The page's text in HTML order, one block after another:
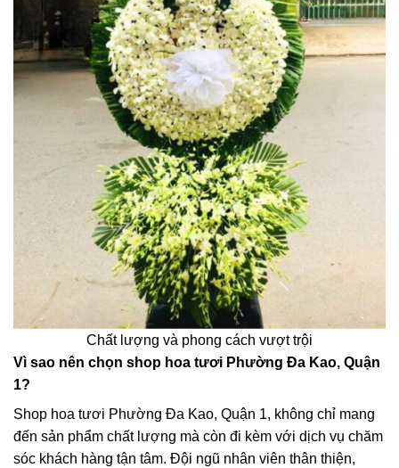
Chất lượng và phong cách vượt trội
Vì sao nên chọn shop hoa tươi Phường Đa Kao, Quận
1?
Shop hoa tươi Phường Đa Kao, Quận 1, không chỉ mang
đến sản phẩm chất lượng mà còn đi kèm với dịch vụ chăm
sóc khách hàng tận tâm. Đội ngũ nhân viên thân thiện,